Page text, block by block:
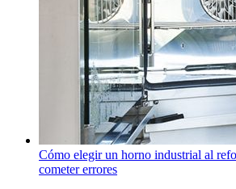
Cómo elegir un horno industrial al
cometer errores